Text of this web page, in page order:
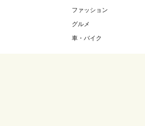
ファッション
グルメ
車・バイク